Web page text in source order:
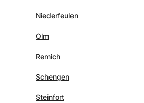
Niederfeulen
Olm
Remich
Schengen
Steinfort